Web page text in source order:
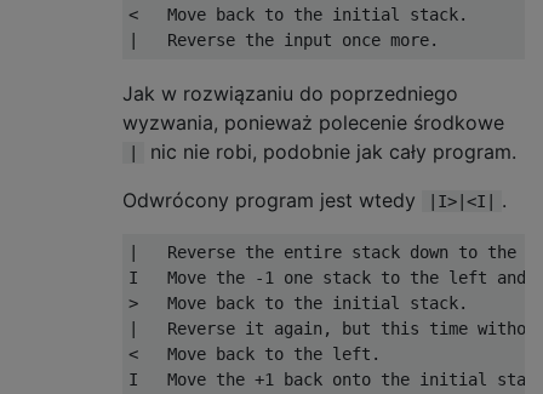
<   Move back to the initial stack.
Jak w rozwiązaniu do poprzedniego
wyzwania, ponieważ polecenie środkowe
nic nie robi, podobnie jak cały program.
Odwrócony program jest wtedy
|I>|<I| .
|   Reverse the entire stack down to the
I   Move the -1 one stack to the left
>   Move back to the initial stack.
|   Reverse it again, but this time without
<   Move back to the left.
I   Move the +1 back onto the initial